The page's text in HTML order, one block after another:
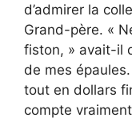
d’admirer la
Grand-père. «
fiston, » avait-il
de mes
tout en dollars
compte